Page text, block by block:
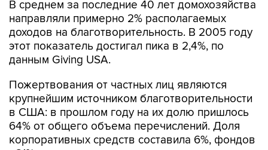
доходов на благотворительность. В 2005 году
этот показатель достигал пика в 2,4%, по
данным Giving USA.
Пожертвования от частных лиц являются
в США: в прошлом году на их долю пришлось
64% от общего объема перечислений. Доля
корпоративных средств составила 6%, фондов
- 21%, пожертвования по завещанию составили
9%.